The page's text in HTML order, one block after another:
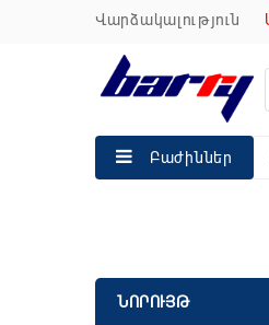
վարձակալություն
Բաժիններ
ՆՈՐՈՒՅԹ